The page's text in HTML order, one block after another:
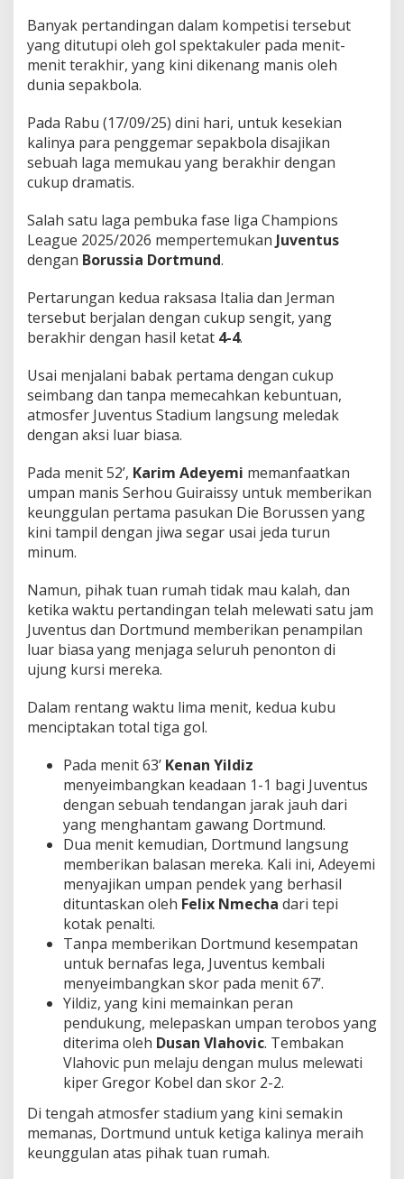
Banyak pertandingan dalam kompetisi tersebut
yang ditutupi oleh gol spektakuler pada menit-
menit terakhir, yang kini dikenang manis oleh
dunia sepakbola.
Pada Rabu (17/09/25) dini hari, untuk kesekian
kalinya para penggemar sepakbola disajikan
sebuah laga memukau yang berakhir dengan
cukup dramatis.
Salah satu laga pembuka fase liga Champions
League 2025/2026 mempertemukan Juventus
dengan Borussia Dortmund.
Pertarungan kedua raksasa Italia dan Jerman
tersebut berjalan dengan cukup sengit, yang
berakhir dengan hasil ketat 4-4.
Usai menjalani babak pertama dengan cukup
seimbang dan tanpa memecahkan kebuntuan,
atmosfer Juventus Stadium langsung meledak
dengan aksi luar biasa.
Pada menit 52’, Karim Adeyemi memanfaatkan
umpan manis Serhou Guiraissy untuk memberikan
keunggulan pertama pasukan Die Borussen yang
kini tampil dengan jiwa segar usai jeda turun
minum.
Namun, pihak tuan rumah tidak mau kalah, dan
ketika waktu pertandingan telah melewati satu jam
Juventus dan Dortmund memberikan penampilan
luar biasa yang menjaga seluruh penonton di
ujung kursi mereka.
Dalam rentang waktu lima menit, kedua kubu
menciptakan total tiga gol.
Pada menit 63’ Kenan Yildiz
menyeimbangkan keadaan 1-1 bagi Juventus
dengan sebuah tendangan jarak jauh dari
yang menghantam gawang Dortmund.
Dua menit kemudian, Dortmund langsung
memberikan balasan mereka. Kali ini, Adeyemi
menyajikan umpan pendek yang berhasil
dituntaskan oleh Felix Nmecha dari tepi
kotak penalti.
Tanpa memberikan Dortmund kesempatan
untuk bernafas lega, Juventus kembali
menyeimbangkan skor pada menit 67’.
Yildiz, yang kini memainkan peran
pendukung, melepaskan umpan terobos yang
diterima oleh Dusan Vlahovic. Tembakan
Vlahovic pun melaju dengan mulus melewati
kiper Gregor Kobel dan skor 2-2.
Di tengah atmosfer stadium yang kini semakin
memanas, Dortmund untuk ketiga kalinya meraih
keunggulan atas pihak tuan rumah.